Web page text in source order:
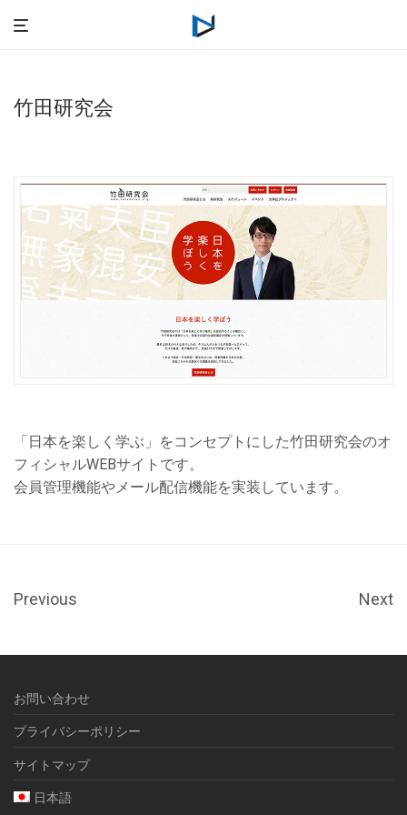
竹田研究会
「日本を楽しく学ぶ」をコンセプトにした竹田研究会のオ
フィシャルWEBサイトです。
会員管理機能やメール配信機能を実装しています。
Previous Next
お問い合わせ
プライバシーポリシー
サイトマップ
日本語